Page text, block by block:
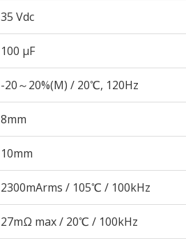
35 Vdc
100 µF
-20～20%(M) / 20℃, 120Hz
8mm
10mm
2300mArms / 105℃ / 100kHz
27mΩ max / 20℃ / 100kHz